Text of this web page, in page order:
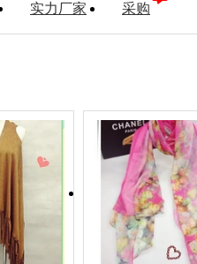
实力厂家 采购